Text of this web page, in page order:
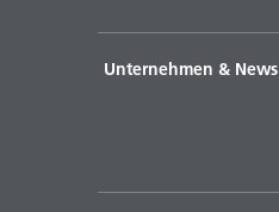
Unternehmen & News